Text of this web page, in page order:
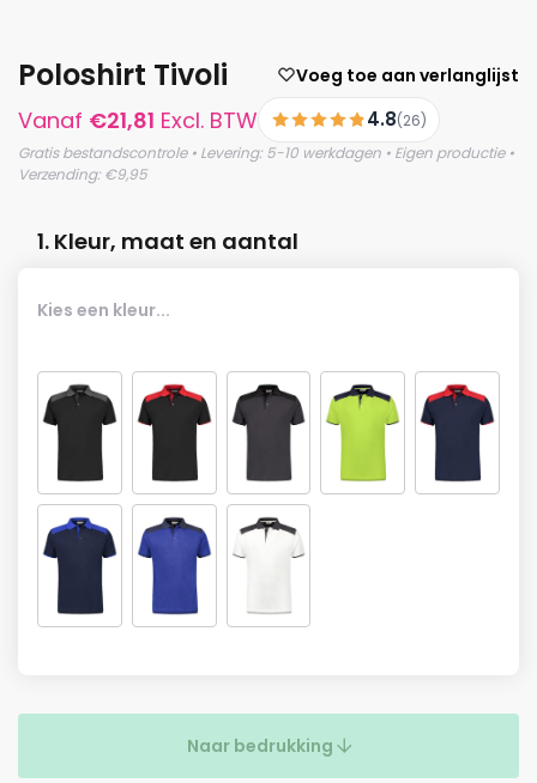
Poloshirt Tivoli Voeg toe aan verlanglijst
Vanaf €21,81 Excl. BTW 4.8(26)
Gratis bestandscontrole • Levering: 5-10 werkdagen • Eigen productie •
Verzending: €9,95
1. Kleur, maat en aantal
Kies een kleur...
Naar bedrukking